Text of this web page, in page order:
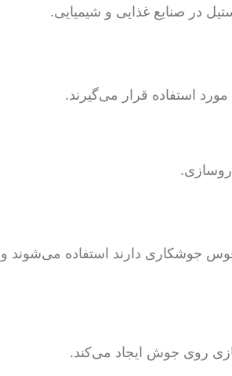
در صنایع غذایی و شیمیایی.
قوس جوشکاری دارند استفاده
روی جوش ایجاد می‌کند.